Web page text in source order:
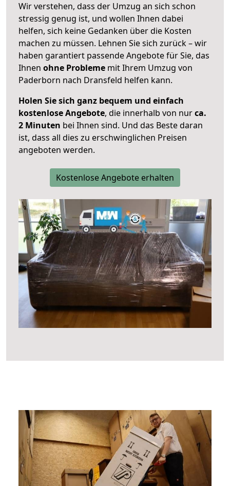
Wir verstehen, dass der Umzug an sich schon
stressig genug ist, und wollen Ihnen dabei
helfen, sich keine Gedanken über die Kosten
machen zu müssen. Lehnen Sie sich zurück – wir
haben garantiert passende Angebote für Sie, das
Ihnen ohne Probleme mit Ihrem Umzug von
Paderborn nach Dransfeld helfen kann.
Holen Sie sich ganz bequem und einfach
kostenlose Angebote, die innerhalb von nurca.
2 Minuten bei Ihnen sind. Und das Beste daran
ist, dass all dies zu erschwinglichen Preisen
angeboten werden.
Kostenlose Angebote erhalten